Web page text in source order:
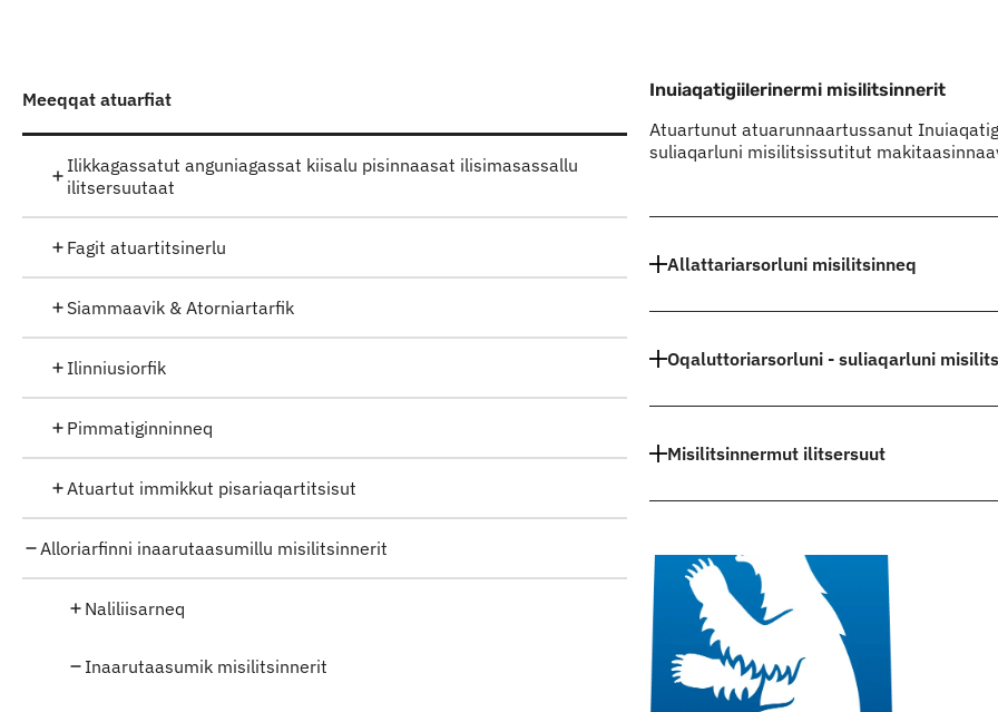
Inuiaqatigiilerinermi misilitsinnerit
Atuartunut atuarunnaartussanut
suliaqarluni misilitsissutitut
Allattariarsorluni misilitsinneq
Oqaluttoriarsorluni - suliaqarluni
Misilitsinnermut ilitsersuut
Meeqqat atuarfiat
Ilikkagassatut anguniagassat kiisalu pisinnaasat ilisimasassallu
ilitsersuutaat
Fagit atuartitsinerlu
Siammaavik & Atorniartarfik
Ilinniusiorfik
Pimmatiginninneq
Atuartut immikkut pisariaqartitsisut
Alloriarfinni inaarutaasumillu misilitsinnerit
Naliliisarneq
Inaarutaasumik misilitsinnerit